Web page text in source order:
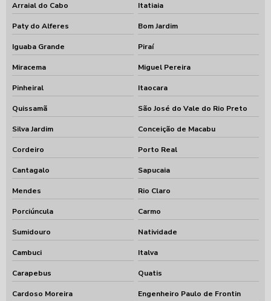
Arraial do Cabo Itatiaia
Paty do Alferes Bom Jardim
Iguaba Grande Piraí
Miracema Miguel Pereira
Pinheiral Itaocara
Quissamã São José do Vale do Rio Preto
Silva Jardim Conceição de Macabu
Cordeiro Porto Real
Cantagalo Sapucaia
Mendes Rio Claro
Porciúncula Carmo
Sumidouro Natividade
Cambuci Italva
Carapebus Quatis
Cardoso Moreira Engenheiro Paulo de Frontin